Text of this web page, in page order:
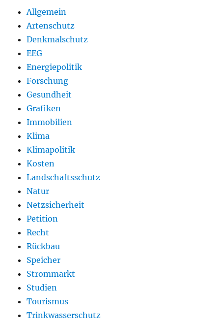
Allgemein
Artenschutz
Denkmalschutz
EEG
Energiepolitik
Forschung
Gesundheit
Grafiken
Immobilien
Klima
Klimapolitik
Kosten
Landschaftsschutz
Natur
Netzsicherheit
Petition
Recht
Rückbau
Speicher
Strommarkt
Studien
Tourismus
Trinkwasserschutz